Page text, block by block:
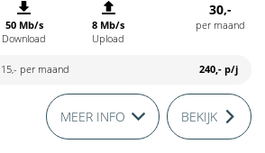
50 Mb/s
Download
8 Mb/s
Upload
30,-
per maand
15,- per maand 240,- p/j
MEER INFO BEKIJK